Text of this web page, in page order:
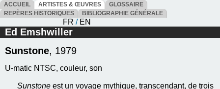
ACCUEIL ARTISTES & ŒUVRES
GLOSSAIRE
REPÈRES HISTORIQUES
BIBLIOGRAPHIE GÉNÉRALE
FR / EN
Ed Emshwiller